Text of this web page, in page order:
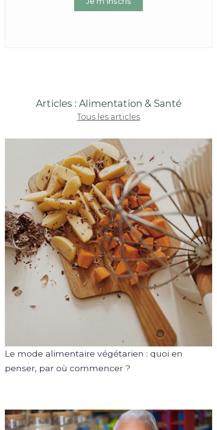
Articles : Alimentation & Santé
Tous les articles
Le mode alimentaire végétarien : quoi en
penser, par où commencer ?